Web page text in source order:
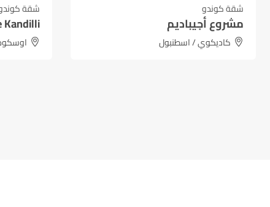
مميز
شقة كوندو
Nef Reserve Kandilli
اوسكودار, اسطنبول
مميز
شقة
بيزم